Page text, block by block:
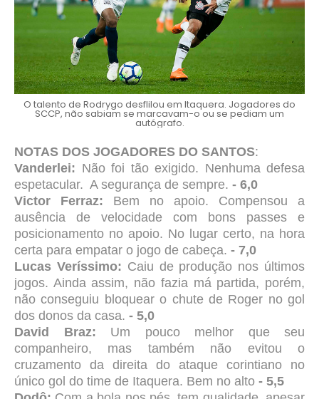
O talento de Rodrygo desflilou em Itaquera. Jogadores do
SCCP, não sabiam se marcavam-o ou se pediam um
autógrafo.
NOTAS DOS JOGADORES DO SANTOS:
Vanderlei: Não foi tão exigido. Nenhuma defesa
espetacular. A segurança de sempre. - 6,0
Victor Ferraz: Bem no apoio. Compensou a
ausência de velocidade com bons passes e
posicionamento no apoio. No lugar certo, na hora
certa para empatar o jogo de cabeça. - 7,0
Lucas Veríssimo: Caiu de produção nos últimos
jogos. Ainda assim, não fazia má partida, porém,
não conseguiu bloquear o chute de Roger no gol
dos donos da casa. - 5,0
David Braz: Um pouco melhor que seu
companheiro, mas também não evitou o
cruzamento da direita do ataque corintiano no
único gol do time de Itaquera. Bem no alto - 5,5